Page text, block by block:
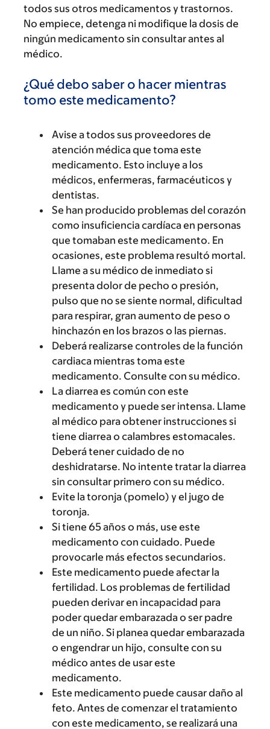
todos sus otros medicamentos y trastornos.
No empiece, detenga ni modifique la dosis de
ningún medicamento sin consultar antes al
médico.
¿Qué debo saber o hacer mientras
tomo este medicamento?
Avise a todos sus proveedores de
atención médica que toma este
medicamento. Esto incluye a los
médicos, enfermeras, farmacéuticos y
dentistas.
Se han producido problemas del corazón
como insuficiencia cardíaca en personas
que tomaban este medicamento. En
ocasiones, este problema resultó mortal.
Llame a su médico de inmediato si
presenta dolor de pecho o presión,
pulso que no se siente normal, dificultad
para respirar, gran aumento de peso o
hinchazón en los brazos o las piernas.
Deberá realizarse controles de la función
cardiaca mientras toma este
medicamento. Consulte con su médico.
La diarrea es común con este
medicamento y puede ser intensa. Llame
al médico para obtener instrucciones si
tiene diarrea o calambres estomacales.
Deberá tener cuidado de no
deshidratarse. No intente tratar la diarrea
sin consultar primero con su médico.
Evite la toronja (pomelo) y el jugo de
toronja.
Si tiene 65 años o más, use este
medicamento con cuidado. Puede
provocarle más efectos secundarios.
Este medicamento puede afectar la
fertilidad. Los problemas de fertilidad
pueden derivar en incapacidad para
poder quedar embarazada o ser padre
de un niño. Si planea quedar embarazada
o engendrar un hijo, consulte con su
médico antes de usar este
medicamento.
Este medicamento puede causar daño al
feto. Antes de comenzar el tratamiento
con este medicamento, se realizará una